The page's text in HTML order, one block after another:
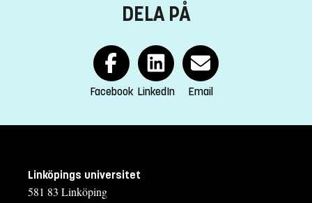
DELA PÅ
Facebook LinkedIn Email
Linköpings universitet
581 83 Linköping